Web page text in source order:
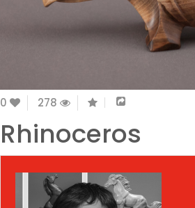
0 278
Rhinoceros